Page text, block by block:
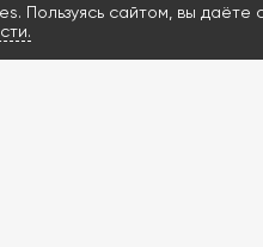
Пользуясь сайтом, вы